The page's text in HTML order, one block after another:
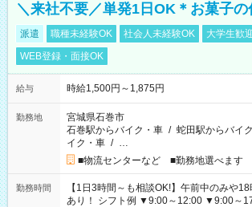
＼来社不要／単発1日OK＊お菓子の
派遣 職種未経験OK 社会人未経験OK 大学生歓
WEB登録・面接OK
給与 時給1,500円～1,875円
勤務地
宮城県石巻市
石巻駅からバイク・車 / 蛇田駅からバイ
イク・車 / …
■物流センターなど ■勤務地選べます
勤務時間
【1日3時間～も相談OK!】午前中のみや
あり！ シフト例 ▼9:00～12:00 ▼9:00～